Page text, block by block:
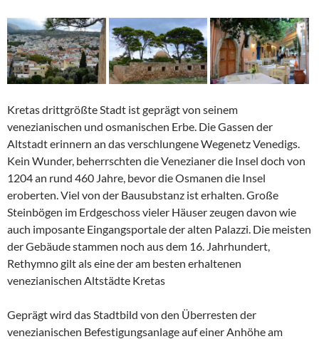
Kretas drittgrößte Stadt ist geprägt von seinem
venezianischen und osmanischen Erbe. Die Gassen der
Altstadt erinnern an das verschlungene Wegenetz Venedigs.
Kein Wunder, beherrschten die Venezianer die Insel doch von
1204 an rund 460 Jahre, bevor die Osmanen die Insel
eroberten. Viel von der Bausubstanz ist erhalten. Große
Steinbögen im Erdgeschoss vieler Häuser zeugen davon wie
auch imposante Eingangsportale der alten Palazzi. Die meisten
der Gebäude stammen noch aus dem 16. Jahrhundert,
Rethymno gilt als eine der am besten erhaltenen
venezianischen Altstädte Kretas
Geprägt wird das Stadtbild von den Überresten der
venezianischen Befestigungsanlage auf einer Anhöhe am